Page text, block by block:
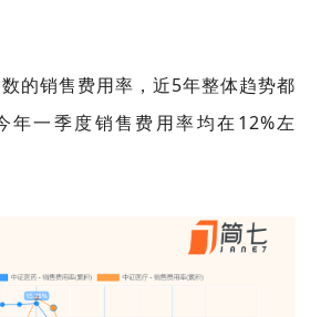
的销售费用率，近5年整体趋势都
年一季度销售费用率均在12%左